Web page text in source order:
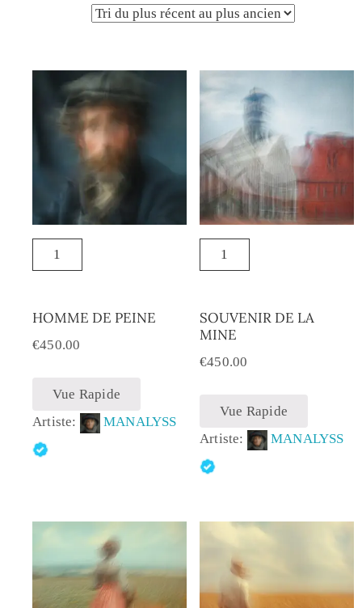
HOMME DE PEINE
€450.00
Vue Rapide
Artiste:
MANALYSS
SOUVENIR DE LA
MINE
€450.00
Vue Rapide
Artiste:
MANALYSS